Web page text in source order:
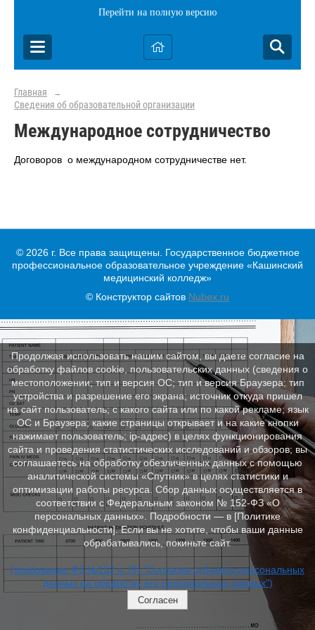
Перейти на полную версию
Главная →
Сведения об образовательной организации
Международное сотрудничество
Договоров о международном сотрудничестве нет.
© 2026 г. Все права защищены. Государственное бюджетное
профессиональное образовательное учреждение «Кашинский
медицинский колледж»
© Конструктор сайтов Nubex.ru
Продолжая использовать нашим сайтом, вы даете согласие на
обработку файлов cookie, пользовательских данных (сведения о
местоположении; тип и версия ОС; тип и версия Браузера; тип
устройства и разрешение его экрана; источник откуда пришел
на сайт пользователь; с какого сайта или по какой рекламе; язык
ОС и Браузера; какие страницы открывает и на какие кнопки
нажимает пользователь; ip-адрес) в целях функционирования
сайта и проведения статистических исследований и обзоров; вы
соглашаетесь на обработку обезличенных данных с помощью
аналитической системы «Спутник» в целях статистики и
оптимизации работы ресурса. Сбор данных осуществляется в
соответствии с Федеральным законом № 152‑ФЗ «О
персональных данных». Подробности — в [Политике
конфиденциальности]. Если вы не хотите, чтобы ваши данные
обрабатывались, покиньте сайт.
(требование ФЗ №152 ч. (9) "Согласие субъекта персональных
данных на обработку его персональных данных")
Согласен